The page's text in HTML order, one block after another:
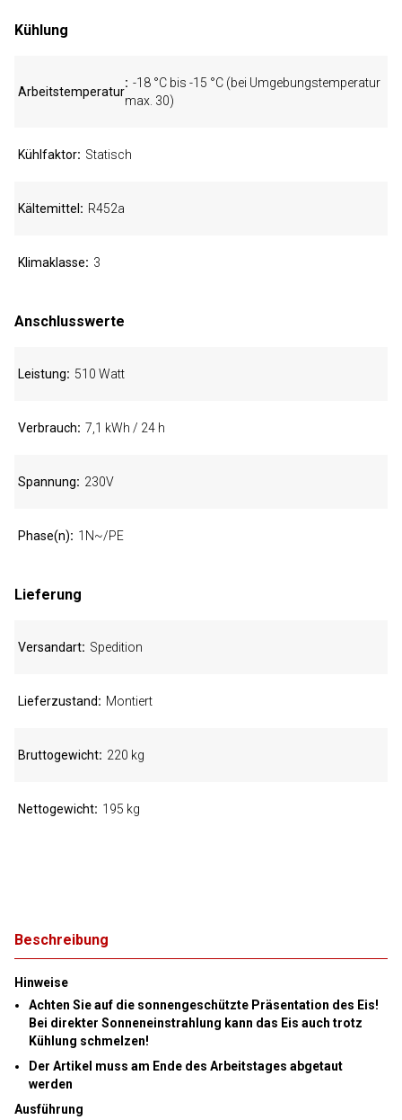
Beschreibung
Hinweise
Achten Sie auf die sonnengeschützte Präsentation des Eis!
Bei direkter Sonneneinstrahlung kann das Eis auch trotz
Kühlung schmelzen!
Der Artikel muss am Ende des Arbeitstages abgetaut
werden
Ausführung
Kühlung
Arbeitstemperatur
-18 °C bis -15 °C (bei Umgebungstemperatur
max. 30)
Kühlfaktor Statisch
Kältemittel R452a
Klimaklasse 3
Anschlusswerte
Leistung 510 Watt
Verbrauch 7,1 kWh / 24 h
Spannung 230V
Phase(n) 1N~/PE
Lieferung
Versandart Spedition
Lieferzustand Montiert
Bruttogewicht 220 kg
Nettogewicht 195 kg